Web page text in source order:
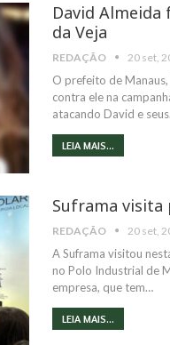
David Almeida
da Veja
REDAÇÃO 20 set,
O prefeito de
contra ele na
atacando David e
LEIA MAIS...
Suframa visita
REDAÇÃO 20 set,
A Suframa visitou
no Polo Industrial de
empresa, que tem…
LEIA MAIS...